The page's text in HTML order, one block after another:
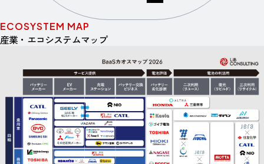
ECOSYSTEM MAP
産業・エコシステムマップ